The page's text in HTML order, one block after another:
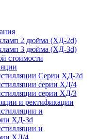
2 дюйма (ХД-2d)
3 дюйма (ХД-3d)
стоимости
Серии ХД-2d
серии ХД/4
серии ХД/3
и ректификации
и
ХД-3d
и
ХД/4